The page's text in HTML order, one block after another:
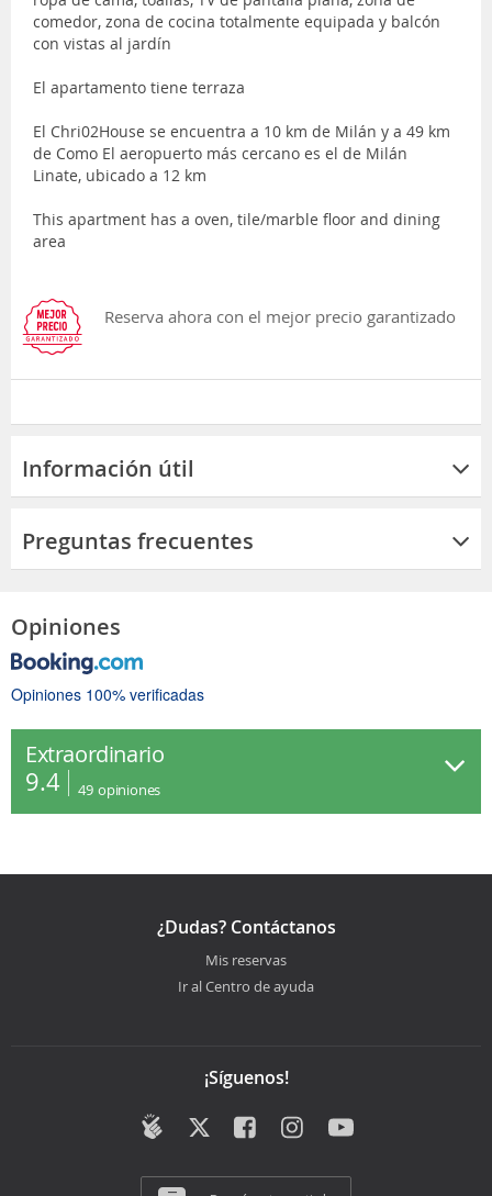
comedor, zona de cocina totalmente equipada y balcón
con vistas al jardín
El apartamento tiene terraza
El Chri02House se encuentra a 10 km de Milán y a 49 km
de Como El aeropuerto más cercano es el de Milán
Linate, ubicado a 12 km
This apartment has a oven, tile/marble floor and dining
area
Reserva ahora con el mejor precio garantizado
Información útil
Preguntas frecuentes
Opiniones
Opiniones 100% verificadas
Extraordinario
9.4 49 opiniones
¿Dudas? Contáctanos
Mis reservas
Ir al Centro de ayuda
¡Síguenos!